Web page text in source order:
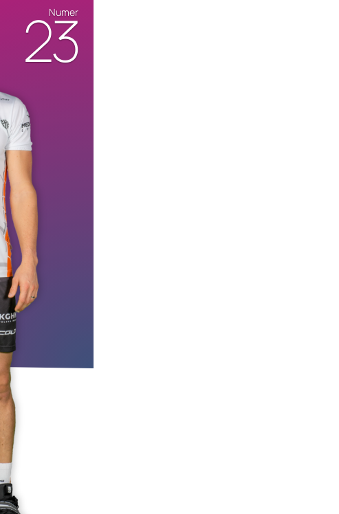
Numer
23